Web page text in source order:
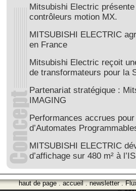
Mitsubishi Electric
contrôleurs motion MX.
MITSUBISHI ELECTRIC
en France
Mitsubishi Electric reçoit
de transformateurs pour la
Partenariat stratégique :
IMAGING
Performances accrues
d’Automates
MITSUBISHI ELECTRIC
d’affichage sur 480 m² à
haut de page.accueil.newsletter.